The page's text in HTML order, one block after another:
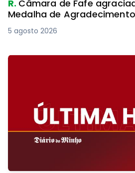
R. Câmara de Fafe agraciada
Medalha de Agradecimento
5 agosto 2026